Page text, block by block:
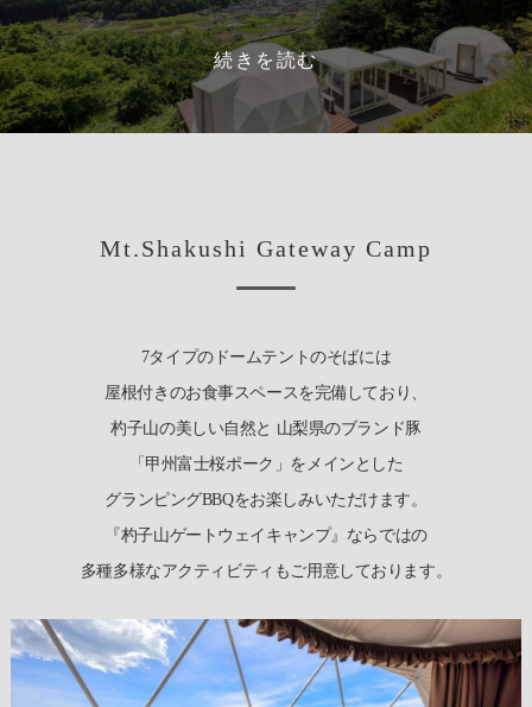
続きを読む
Mt.Shakushi Gateway Camp
7タイプのドームテントのそばには
屋根付きのお食事スペースを完備しており、
杓子山の美しい自然と 山梨県のブランド豚
「甲州富士桜ポーク」をメインとした
グランピングBBQをお楽しみいただけます。
『杓子山ゲートウェイキャンプ』ならではの
多種多様なアクティビティもご用意しております。